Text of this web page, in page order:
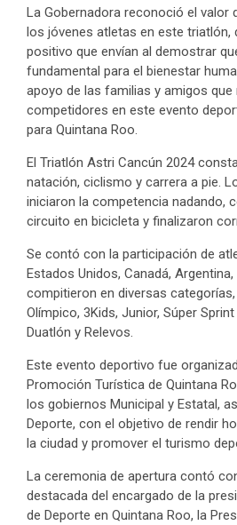
La Gobernadora reconoció el valor
los jóvenes atletas en este triatlón,
positivo que envían al demostrar
fundamental para el bienestar
apoyo de las familias y amigos que
competidores en este evento
para Quintana Roo.
El Triatlón Astri Cancún 2024
natación, ciclismo y carrera a pie.
iniciaron la competencia nadando,
circuito en bicicleta y finalizaron
Se contó con la participación de
Estados Unidos, Canadá,
compitieron en diversas categorías,
Olímpico, 3Kids, Junior, Súper
Duatlón y Relevos.
Este evento deportivo fue
Promoción Turística de Quintana
los gobiernos Municipal y Estatal,
Deporte, con el objetivo de rendir
la ciudad y promover el turismo
La ceremonia de apertura contó
destacada del encargado de la
de Deporte en Quintana Roo, la